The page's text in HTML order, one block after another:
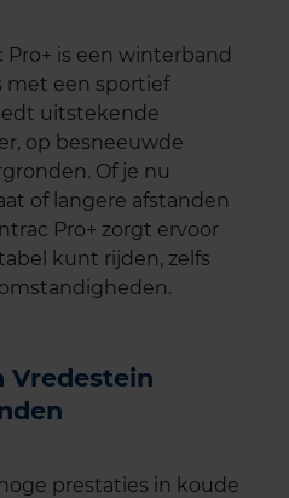
is een winterband
met een sportief
uitstekende
op besneeuwde
Of je nu
of langere afstanden
Pro+ zorgt ervoor
kunt rijden, zelfs
Vredestein
prestaties in koude